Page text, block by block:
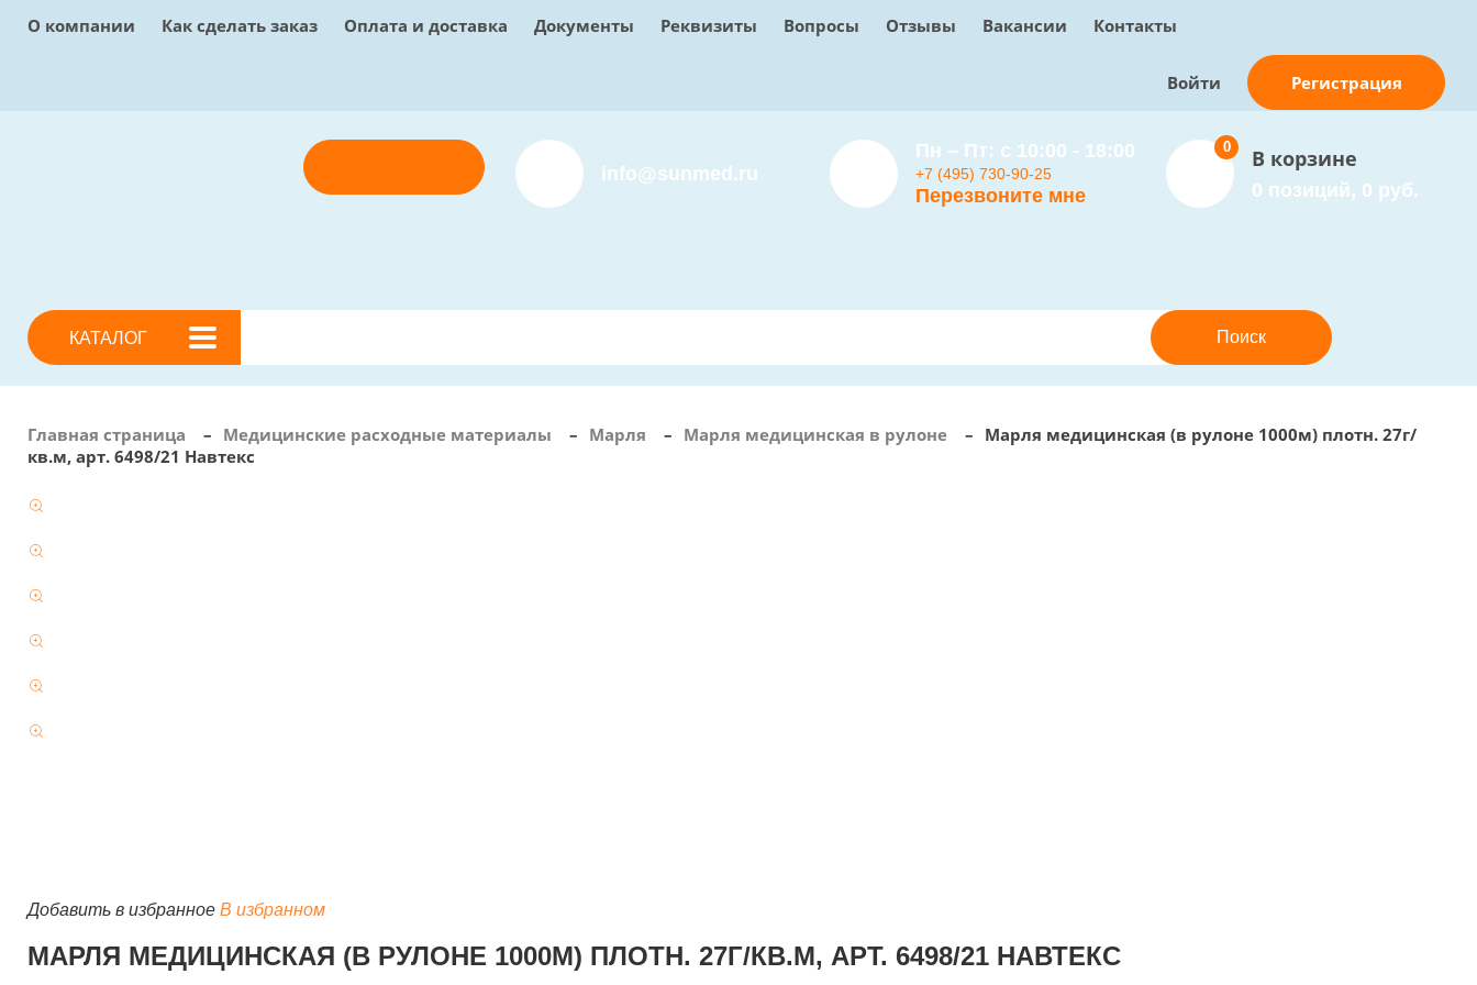
О компании Как сделать заказ Оплата и доставка Документы Реквизиты Вопросы Отзывы Вакансии Контакты
Войти Регистрация
info@sunmed.ru
Пн – Пт: с 10:00 - 18:00
+7 (495) 730-90-25
Перезвоните мне
В корзине
0 позиций, 0 руб.
0
КАТАЛОГ
Главная страница – Медицинские расходные материалы – Марля – Марля медицинская в рулоне – Марля медицинская (в рулоне 1000м) плотн. 27г/
кв.м, арт. 6498/21 Навтекс
Добавить в избранное В избранном
МАРЛЯ МЕДИЦИНСКАЯ (В РУЛОНЕ 1000М) ПЛОТН. 27Г/КВ.М, АРТ. 6498/21 НАВТЕКС